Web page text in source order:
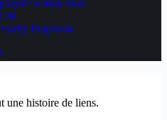
à mon boss
Playbook
une histoire de liens.